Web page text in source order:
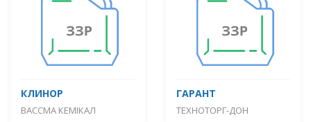
КЛИНОР
ВАССМА КЕМІКАЛ
ГАРАНТ
ТЕХНОТОРГ-ДОН